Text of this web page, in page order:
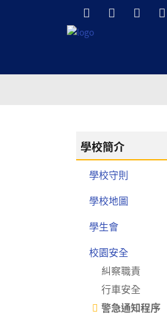
學校簡介
學校守則
學校地圖
學生會
校園安全
糾察職責
行車安全
警急通知程序